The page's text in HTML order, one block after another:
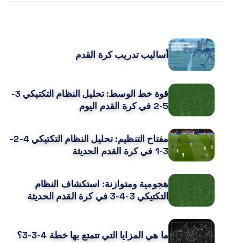
أساليب تدريب كرة القدم
قوة خط الوسط: تحليل النظام التكتيكي 3-
5-2 في كرة القدم اليوم
مفتاح التنظيم: تحليل النظام التكتيكي 4-2-
3-1 في كرة القدم الحديثة
هجومية ومتوازنة: استكشاف النظام
التكتيكي 3-4-3 في كرة القدم الحديثة
ما هي المزايا التي تتمتع بها خطة 4-3-3؟